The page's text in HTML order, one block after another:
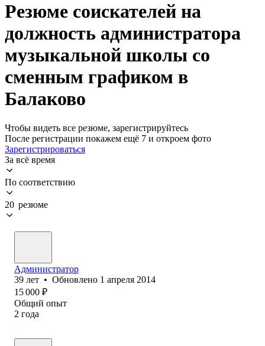
Резюме соискателей на
должность администратора
музыкальной школы со
сменным графиком в
Балаково
Чтобы видеть все резюме, зарегистрируйтесь
После регистрации покажем ещё 7 и откроем фото
Зарегистрироваться
За всё время
По соответствию
20 резюме
Администратор
39 лет • Обновлено 1 апреля 2014
15 000 ₽
Общий опыт
2 года